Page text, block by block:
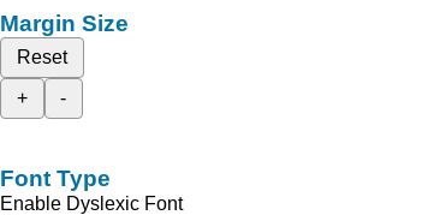
Margin Size
Reset
+
-
Font Type
Enable Dyslexic Font